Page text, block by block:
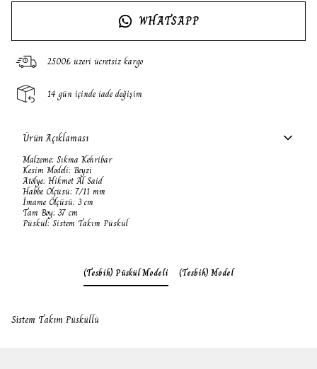
WHATSAPP
2500₺ üzeri ücretsiz kargo
14 gün içinde iade değişim
Ürün Açıklaması
Malzeme: Sıkma Kehribar
Kesim Modeli: Beyzi
Atölye: Hikmet Al Said
Habbe Ölçüsü: 7/11 mm
İmame Ölçüsü: 3 cm
Tam Boy: 37 cm
Püskül: Sistem Takım Püskül
(Tesbih) Püskül Modeli (Tesbih) Model
Sistem Takım Püsküllü